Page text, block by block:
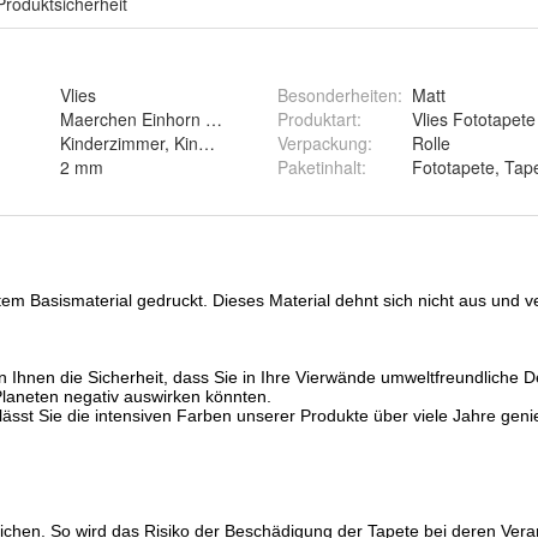
Vlies
Maerchen Einhorn Herzen Wolken Regenbogen Fabel
Kinderzimmer, Kinderstube, Spielzimmer
2 mm
Besonderheiten: Matt
Produktart:
Vlies Fototapete
Verpackung:
Rolle
Paketinhalt: Fototapete,